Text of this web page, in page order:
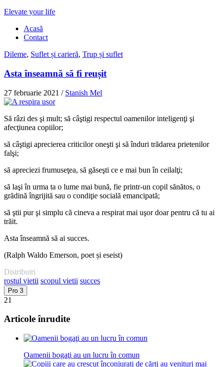
Elevate your life
Acasă
Contact
Dileme, Suflet și carieră, Trup și suflet
Asta înseamnă să fi reușit
27 februarie 2021 / Stanish Mel
Să râzi des şi mult; să câştigi respectul oamenilor inteligenţi şi
afecţiunea copiilor;
să câştigi aprecierea criticilor oneşti şi să înduri trădarea prietenilor
falşi;
să apreciezi frumuseţea, să găseşti ce e mai bun în ceilalţi;
să laşi în urma ta o lume mai bună, fie printr-un copil sănătos, o
grădină îngrijită sau o condiţie socială emancipată;
să ştii pur şi simplu că cineva a respirat mai uşor doar pentru că tu ai
trăit.
Asta înseamnă să ai succes.
(Ralph Waldo Emerson, poet și eseist)
Distribuiri
rostul vietii scopul vietii succes
Pro 3
21
Articole înrudite
Oamenii bogaţi au un lucru în comun